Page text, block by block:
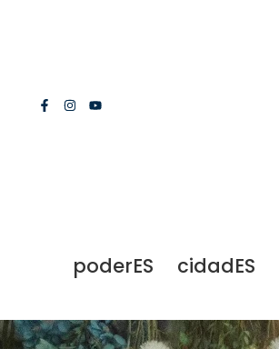
poderES cidadES